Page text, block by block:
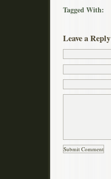
Tagged With:
Leave a Reply